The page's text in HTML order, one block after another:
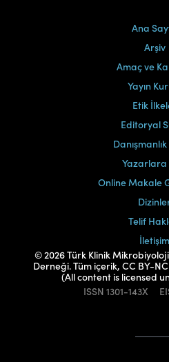
Ana
Arşiv
Amaç ve
Yayın
Etik
Editoryal
Yazarlara
Online Makale
Telif
İletişim
© 2026 Türk Klinik
Derneği. Tüm içerik, CC BY-
(All content is licensed
ISSN 1301-143X